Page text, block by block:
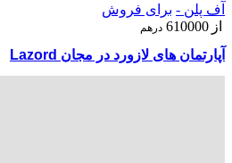
آف پلن - برای فروش
از 610000 درهم
آپارتمان های لازورد در مجان Lazord